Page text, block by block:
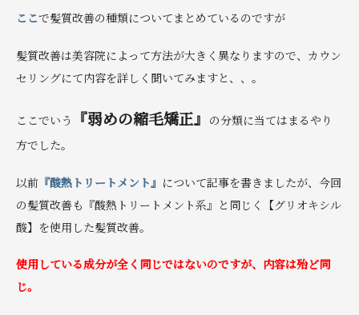
ここで髪質改善の種類についてまとめているのですが
髪質改善は美容院によって方法が大きく異なりますので、カウン
セリングにて内容を詳しく聞いてみますと、、。
ここでいう 『弱めの縮毛矯正』 の分類に当てはまるやり
方でした。
以前 『酸熱トリートメント』 について記事を書きましたが、今回
の髪質改善も『酸熱トリートメント系』と同じく【グリオキシル
酸】を使用した髪質改善。
使用している成分が全く同じではないのですが、内容は殆ど同
じ。